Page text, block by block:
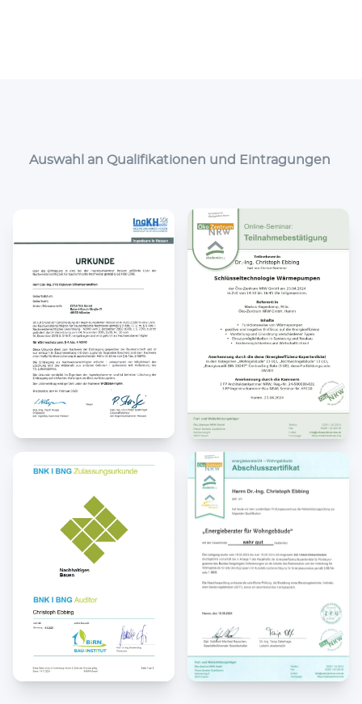
Auswahl an Qualifikationen und Eintragungen